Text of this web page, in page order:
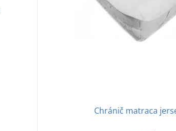
Chránič matraca